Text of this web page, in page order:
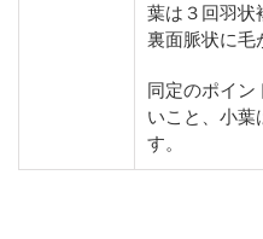
葉は３回羽状
裏面脈状に毛
同定のポイン
いこと、小葉
す。